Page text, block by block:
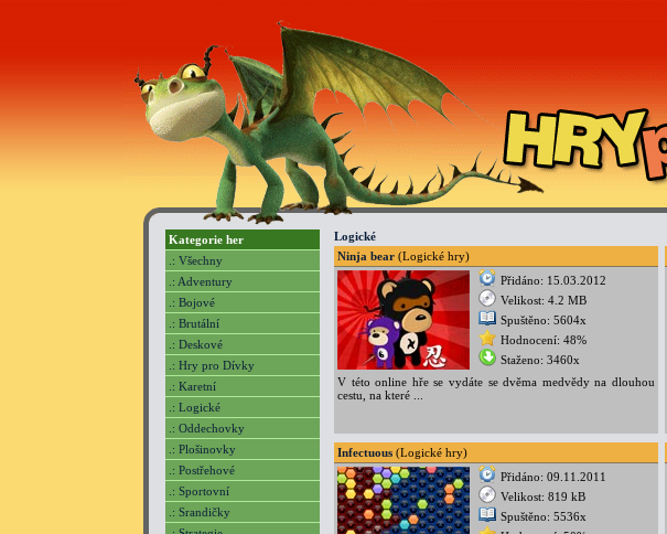
Kategorie her
.: Všechny
.: Adventury
.: Bojové
.: Brutální
.: Deskové
.: Hry pro Dívky
.: Karetní
.: Logické
.: Oddechovky
.: Plošinovky
.: Postřehové
.: Sportovní
.: Srandičky
Logické
Ninja bear (Logické hry)
Přidáno: 15.03.2012
Velikost: 4.2 MB
Spuštěno: 5604x
Hodnocení: 48%
Staženo: 3460x
V této online hře se vydáte se dvěma medvědy na dlouhou
cestu, na které ...
Infectuous (Logické hry)
Přidáno: 09.11.2011
Velikost: 819 kB
Spuštěno: 5536x